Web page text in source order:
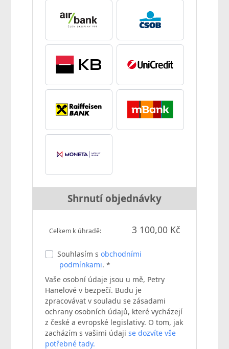
Shrnutí objednávky
Celkem k úhradě: 3 100,00 Kč
Souhlasím s obchodními
podmínkami. *
Vaše osobní údaje jsou u mě, Petry
Hanelové v bezpečí. Budu je
zpracovávat v souladu se zásadami
ochrany osobních údajů, které vycházejí
z české a evropské legislativy. O tom, jak
zacházím s vašimi údaji se dozvíte vše
potřebné tady.